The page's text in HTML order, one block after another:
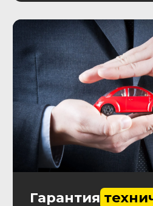
Наш специалист перезвонит в
течение 10 минут
Остались вопросы?
Заполните форму и
получите консультацию!